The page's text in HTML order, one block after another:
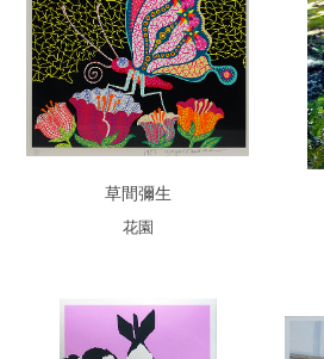
草間彌生
花園